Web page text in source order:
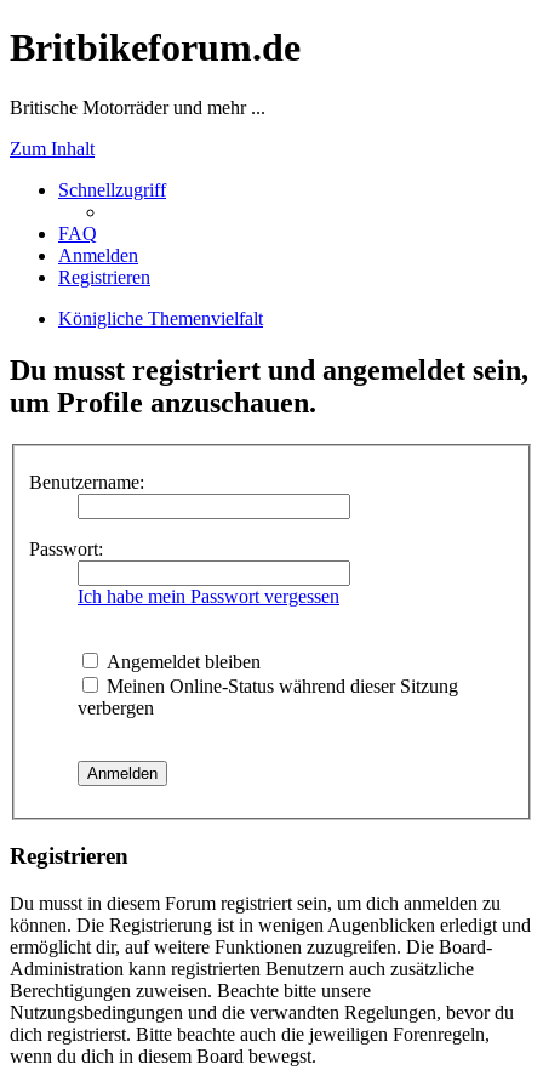
Britbikeforum.de
Britische Motorräder und mehr ...
Zum Inhalt
Schnellzugriff
FAQ
Anmelden
Registrieren
Königliche Themenvielfalt
Du musst registriert und angemeldet sein,
um Profile anzuschauen.
Benutzername:
Passwort:
Ich habe mein Passwort vergessen
Angemeldet bleiben
Meinen Online-Status während dieser Sitzung
verbergen
Registrieren
Du musst in diesem Forum registriert sein, um dich anmelden zu
können. Die Registrierung ist in wenigen Augenblicken erledigt und
ermöglicht dir, auf weitere Funktionen zuzugreifen. Die Board-
Administration kann registrierten Benutzern auch zusätzliche
Berechtigungen zuweisen. Beachte bitte unsere
Nutzungsbedingungen und die verwandten Regelungen, bevor du
dich registrierst. Bitte beachte auch die jeweiligen Forenregeln,
wenn du dich in diesem Board bewegst.